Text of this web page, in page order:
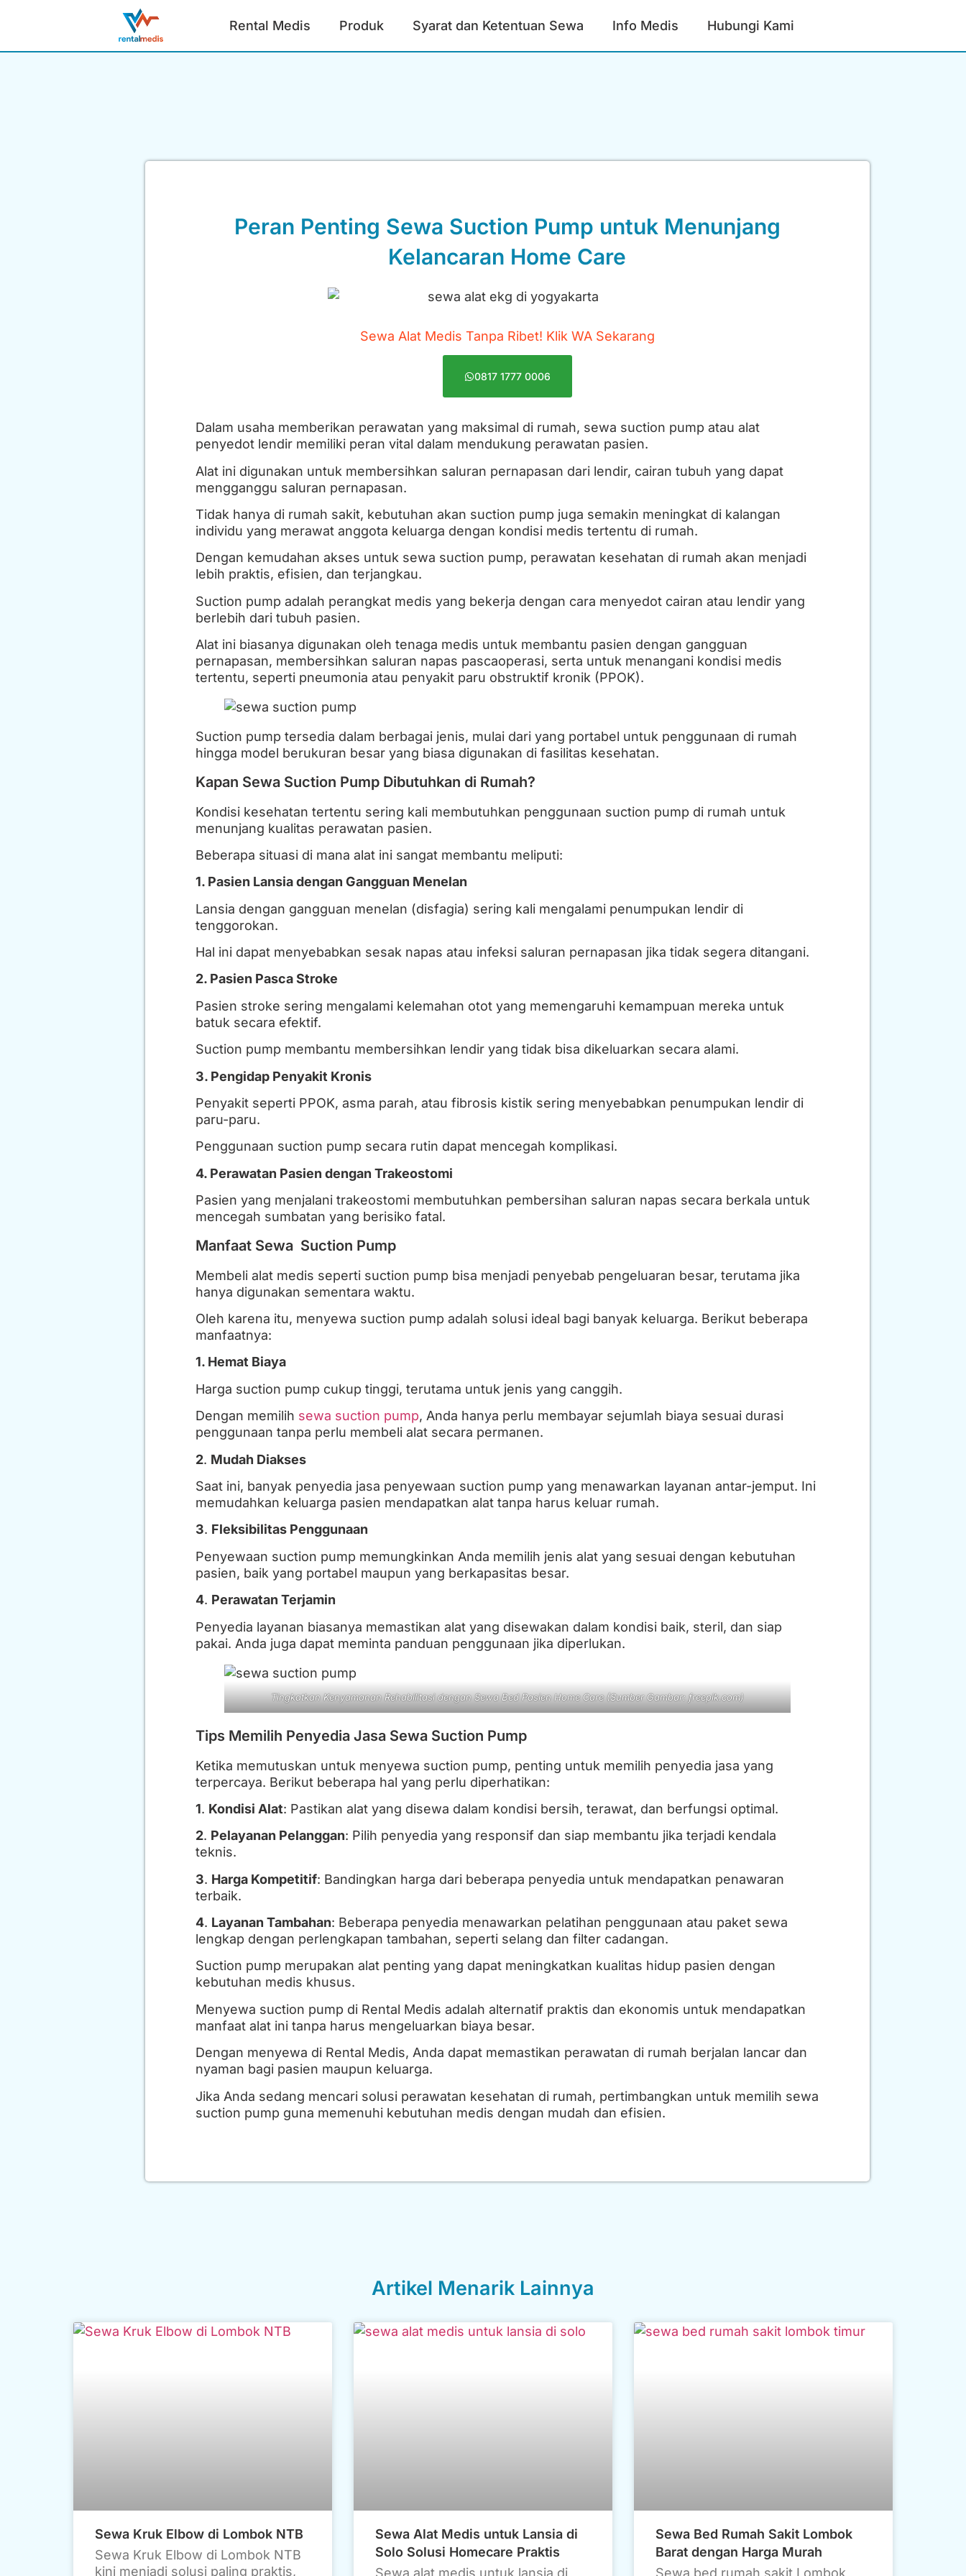
Rental Medis Produk Syarat dan Ketentuan Sewa Info Medis Hubungi Kami
Peran Penting Sewa Suction Pump untuk Menunjang
Kelancaran Home Care
Sewa Alat Medis Tanpa Ribet! Klik WA Sekarang
0817 1777 0006
Dalam usaha memberikan perawatan yang maksimal di rumah, sewa suction pump atau alat
penyedot lendir memiliki peran vital dalam mendukung perawatan pasien.
Alat ini digunakan untuk membersihkan saluran pernapasan dari lendir, cairan tubuh yang dapat
mengganggu saluran pernapasan.
Tidak hanya di rumah sakit, kebutuhan akan suction pump juga semakin meningkat di kalangan
individu yang merawat anggota keluarga dengan kondisi medis tertentu di rumah.
Dengan kemudahan akses untuk sewa suction pump, perawatan kesehatan di rumah akan menjadi
lebih praktis, efisien, dan terjangkau.
Suction pump adalah perangkat medis yang bekerja dengan cara menyedot cairan atau lendir yang
berlebih dari tubuh pasien.
Alat ini biasanya digunakan oleh tenaga medis untuk membantu pasien dengan gangguan
pernapasan, membersihkan saluran napas pascaoperasi, serta untuk menangani kondisi medis
tertentu, seperti pneumonia atau penyakit paru obstruktif kronik (PPOK).
Suction pump tersedia dalam berbagai jenis, mulai dari yang portabel untuk penggunaan di rumah
hingga model berukuran besar yang biasa digunakan di fasilitas kesehatan.
Kapan Sewa Suction Pump Dibutuhkan di Rumah?
Kondisi kesehatan tertentu sering kali membutuhkan penggunaan suction pump di rumah untuk
menunjang kualitas perawatan pasien.
Beberapa situasi di mana alat ini sangat membantu meliputi:
1. Pasien Lansia dengan Gangguan Menelan
Lansia dengan gangguan menelan (disfagia) sering kali mengalami penumpukan lendir di
tenggorokan.
Hal ini dapat menyebabkan sesak napas atau infeksi saluran pernapasan jika tidak segera ditangani.
2. Pasien Pasca Stroke
Pasien stroke sering mengalami kelemahan otot yang memengaruhi kemampuan mereka untuk
batuk secara efektif.
Suction pump membantu membersihkan lendir yang tidak bisa dikeluarkan secara alami.
3. Pengidap Penyakit Kronis
Penyakit seperti PPOK, asma parah, atau fibrosis kistik sering menyebabkan penumpukan lendir di
paru-paru.
Penggunaan suction pump secara rutin dapat mencegah komplikasi.
4. Perawatan Pasien dengan Trakeostomi
Pasien yang menjalani trakeostomi membutuhkan pembersihan saluran napas secara berkala untuk
mencegah sumbatan yang berisiko fatal.
Manfaat Sewa Suction Pump
Membeli alat medis seperti suction pump bisa menjadi penyebab pengeluaran besar, terutama jika
hanya digunakan sementara waktu.
Oleh karena itu, menyewa suction pump adalah solusi ideal bagi banyak keluarga. Berikut beberapa
manfaatnya:
1. Hemat Biaya
Harga suction pump cukup tinggi, terutama untuk jenis yang canggih.
Dengan memilih sewa suction pump, Anda hanya perlu membayar sejumlah biaya sesuai durasi
penggunaan tanpa perlu membeli alat secara permanen.
2. Mudah Diakses
Saat ini, banyak penyedia jasa penyewaan suction pump yang menawarkan layanan antar-jemput. Ini
memudahkan keluarga pasien mendapatkan alat tanpa harus keluar rumah.
3. Fleksibilitas Penggunaan
Penyewaan suction pump memungkinkan Anda memilih jenis alat yang sesuai dengan kebutuhan
pasien, baik yang portabel maupun yang berkapasitas besar.
4. Perawatan Terjamin
Penyedia layanan biasanya memastikan alat yang disewakan dalam kondisi baik, steril, dan siap
pakai. Anda juga dapat meminta panduan penggunaan jika diperlukan.
Tingkatkan Kenyamanan Rehabilitasi dengan Sewa Bed Pasien Home Care (Sumber Gambar: freepik.com)
Tips Memilih Penyedia Jasa Sewa Suction Pump
Ketika memutuskan untuk menyewa suction pump, penting untuk memilih penyedia jasa yang
terpercaya. Berikut beberapa hal yang perlu diperhatikan:
1. Kondisi Alat: Pastikan alat yang disewa dalam kondisi bersih, terawat, dan berfungsi optimal.
2. Pelayanan Pelanggan: Pilih penyedia yang responsif dan siap membantu jika terjadi kendala
teknis.
3. Harga Kompetitif: Bandingkan harga dari beberapa penyedia untuk mendapatkan penawaran
terbaik.
4. Layanan Tambahan: Beberapa penyedia menawarkan pelatihan penggunaan atau paket sewa
lengkap dengan perlengkapan tambahan, seperti selang dan filter cadangan.
Suction pump merupakan alat penting yang dapat meningkatkan kualitas hidup pasien dengan
kebutuhan medis khusus.
Menyewa suction pump di Rental Medis adalah alternatif praktis dan ekonomis untuk mendapatkan
manfaat alat ini tanpa harus mengeluarkan biaya besar.
Dengan menyewa di Rental Medis, Anda dapat memastikan perawatan di rumah berjalan lancar dan
nyaman bagi pasien maupun keluarga.
Jika Anda sedang mencari solusi perawatan kesehatan di rumah, pertimbangkan untuk memilih sewa
suction pump guna memenuhi kebutuhan medis dengan mudah dan efisien.
Artikel Menarik Lainnya
Sewa Kruk Elbow di Lombok NTB
Sewa Kruk Elbow di Lombok NTB
kini menjadi solusi paling praktis,
Sewa Alat Medis untuk Lansia di
Solo Solusi Homecare Praktis
Sewa Bed Rumah Sakit Lombok
Barat dengan Harga Murah